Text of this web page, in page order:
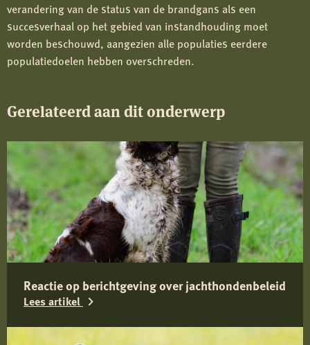
verandering van de status van de brandgans als een
succesverhaal op het gebied van instandhouding moet
worden beschouwd, aangezien alle populaties eerdere
populatiedoelen hebben overschreden.
Gerelateerd aan dit onderwerp
Reactie op berichtgeving over jachthondenbeleid
Lees artikel
Lees